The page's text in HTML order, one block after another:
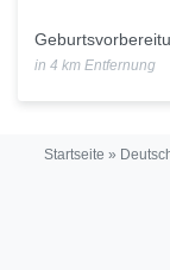
in 4 km Entfernung
Startseite »